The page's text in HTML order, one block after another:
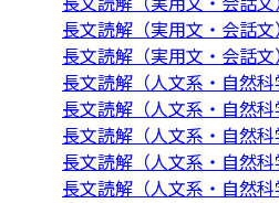
長文読解（実用文・会話
長文読解（実用文・会話
長文読解（人文系・自然
長文読解（人文系・自然
長文読解（人文系・自然
長文読解（人文系・自然
長文読解（人文系・自然